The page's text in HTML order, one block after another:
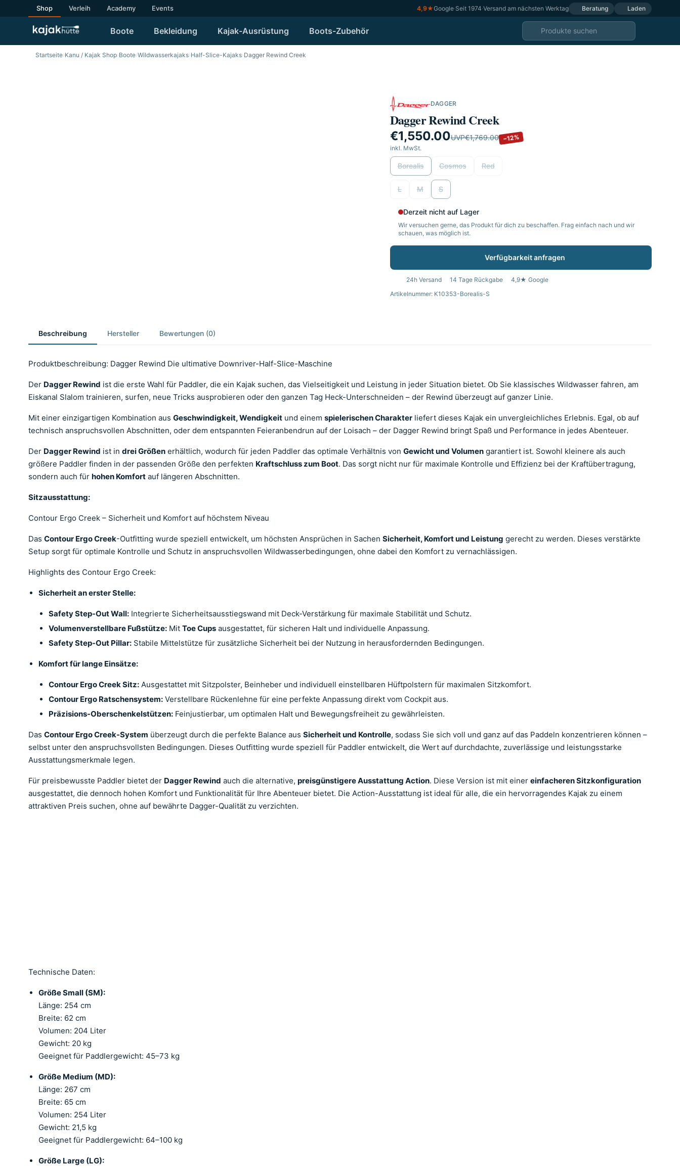
Shop Verleih Academy Events 4,9★Google·Seit 1974·Versand am nächsten Werktag Beratung Laden
Boote Bekleidung Kajak-Ausrüstung Boots-Zubehör
Startseite›Kanu / Kajak Shop›Boote›Wildwasserkajaks›Half-Slice-Kajaks›Dagger Rewind Creek
DAGGER
Dagger Rewind Creek
€1,550.00UVP€1,769.00 −12%
inkl. MwSt.
wählen
Borealis Cosmos Red
wählen
L M S
Derzeit nicht auf Lager
Wir versuchen gerne, das Produkt für dich zu beschaffen. Frag einfach nach und wir
schauen, was möglich ist.
Verfügbarkeit anfragen
24h Versand 14 Tage Rückgabe
4,9★ Google
Artikelnummer: K10353-Borealis-S
Beschreibung Hersteller Bewertungen (0)
Produktbeschreibung: Dagger Rewind Die ultimative Downriver-Half-Slice-Maschine
Der Dagger Rewind ist die erste Wahl für Paddler, die ein Kajak suchen, das Vielseitigkeit und Leistung in jeder Situation bietet. Ob Sie klassisches Wildwasser fahren, am
Eiskanal Slalom trainieren, surfen, neue Tricks ausprobieren oder den ganzen Tag Heck-Unterschneiden – der Rewind überzeugt auf ganzer Linie.
Mit einer einzigartigen Kombination aus Geschwindigkeit, Wendigkeit und einem spielerischen Charakter liefert dieses Kajak ein unvergleichliches Erlebnis. Egal, ob auf
technisch anspruchsvollen Abschnitten, oder dem entspannten Feieranbendrun auf der Loisach – der Dagger Rewind bringt Spaß und Performance in jedes Abenteuer.
Der Dagger Rewind ist in drei Größen erhältlich, wodurch für jeden Paddler das optimale Verhältnis von Gewicht und Volumen garantiert ist. Sowohl kleinere als auch
größere Paddler finden in der passenden Größe den perfekten Kraftschluss zum Boot. Das sorgt nicht nur für maximale Kontrolle und Effizienz bei der Kraftübertragung,
sondern auch für hohen Komfort auf längeren Abschnitten.
Sitzausstattung:
Contour Ergo Creek – Sicherheit und Komfort auf höchstem Niveau
Das Contour Ergo Creek-Outfitting wurde speziell entwickelt, um höchsten Ansprüchen in Sachen Sicherheit, Komfort und Leistung gerecht zu werden. Dieses verstärkte
Setup sorgt für optimale Kontrolle und Schutz in anspruchsvollen Wildwasserbedingungen, ohne dabei den Komfort zu vernachlässigen.
Highlights des Contour Ergo Creek:
Sicherheit an erster Stelle:
Safety Step-Out Wall: Integrierte Sicherheitsausstiegswand mit Deck-Verstärkung für maximale Stabilität und Schutz.
Volumenverstellbare Fußstütze: Mit Toe Cups ausgestattet, für sicheren Halt und individuelle Anpassung.
Safety Step-Out Pillar: Stabile Mittelstütze für zusätzliche Sicherheit bei der Nutzung in herausfordernden Bedingungen.
Komfort für lange Einsätze:
Contour Ergo Creek Sitz: Ausgestattet mit Sitzpolster, Beinheber und individuell einstellbaren Hüftpolstern für maximalen Sitzkomfort.
Contour Ergo Ratschensystem: Verstellbare Rückenlehne für eine perfekte Anpassung direkt vom Cockpit aus.
Präzisions-Oberschenkelstützen: Feinjustierbar, um optimalen Halt und Bewegungsfreiheit zu gewährleisten.
Das Contour Ergo Creek-System überzeugt durch die perfekte Balance aus Sicherheit und Kontrolle, sodass Sie sich voll und ganz auf das Paddeln konzentrieren können –
selbst unter den anspruchsvollsten Bedingungen. Dieses Outfitting wurde speziell für Paddler entwickelt, die Wert auf durchdachte, zuverlässige und leistungsstarke
Ausstattungsmerkmale legen.
Für preisbewusste Paddler bietet der Dagger Rewind auch die alternative, preisgünstigere Ausstattung Action. Diese Version ist mit einer einfacheren Sitzkonfiguration
ausgestattet, die dennoch hohen Komfort und Funktionalität für Ihre Abenteuer bietet. Die Action-Ausstattung ist ideal für alle, die ein hervorragendes Kajak zu einem
attraktiven Preis suchen, ohne auf bewährte Dagger-Qualität zu verzichten.
Technische Daten:
Größe Small (SM):
Länge: 254 cm
Breite: 62 cm
Volumen: 204 Liter
Gewicht: 20 kg
Geeignet für Paddlergewicht: 45–73 kg
Größe Medium (MD):
Länge: 267 cm
Breite: 65 cm
Volumen: 254 Liter
Gewicht: 21,5 kg
Geeignet für Paddlergewicht: 64–100 kg
Größe Large (LG):